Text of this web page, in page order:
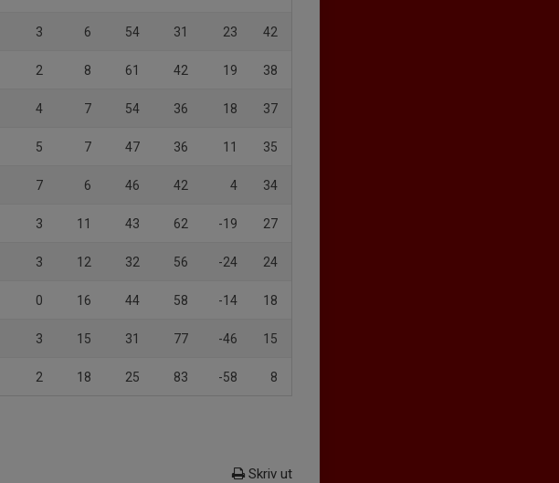
3 6 54 31 23 42
2 8 61 42 19 38
4 7 54 36 18 37
5 7 47 36 11 35
7 6 46 42 4 34
3 11 43 62 -19 27
3 12 32 56 -24 24
0 16 44 58 -14 18
3 15 31 77 -46 15
2 18 25 83 -58 8
Skriv ut